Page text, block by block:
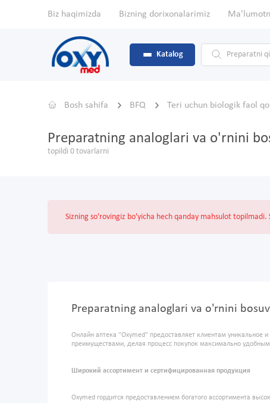
Biz haqimizda Bizning dorixonalarimiz
Katalog
Bosh sahifa BFQ Teri uchun biologik faol
Preparatning analoglari va o'rnini
topildi 0 tovarlarni
Sizning so'rovingiz bo'yicha hech qanday mahsulot
Preparatning analoglari va o'rnini
Онлайн аптека "Oxymed" предоставляет клиентам уникальное
преимуществами, делая процесс покупок максимально
Широкий ассортимент и сертифицированная продукция
Oxymed гордится предоставлением богатого ассортимента